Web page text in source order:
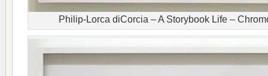
Philip-Lorca diCorcia – A Storybook Life –